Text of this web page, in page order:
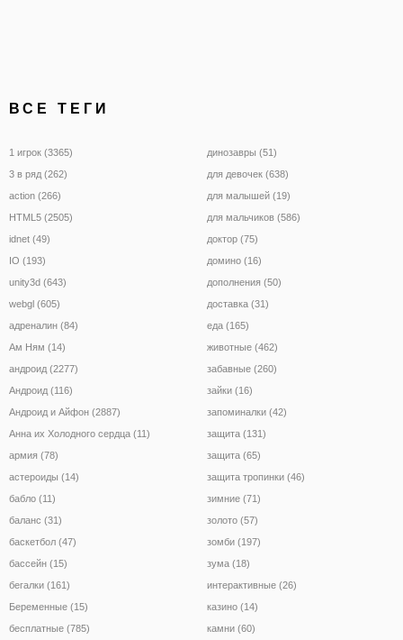
ВСЕ ТЕГИ
1 игрок (3365)
3 в ряд (262)
action (266)
HTML5 (2505)
idnet (49)
IO (193)
unity3d (643)
webgl (605)
адреналин (84)
Ам Ням (14)
андроид (2277)
Андроид (116)
Андроид и Айфон (2887)
Анна их Холодного сердца (11)
армия (78)
астероиды (14)
бабло (11)
баланс (31)
баскетбол (47)
бассейн (15)
бегалки (161)
Беременные (15)
бесплатные (785)
динозавры (51)
для девочек (638)
для малышей (19)
для мальчиков (586)
доктор (75)
домино (16)
дополнения (50)
доставка (31)
еда (165)
животные (462)
забавные (260)
зайки (16)
запоминалки (42)
защита (131)
защита (65)
защита тропинки (46)
зимние (71)
золото (57)
зомби (197)
зума (18)
интерактивные (26)
казино (14)
камни (60)